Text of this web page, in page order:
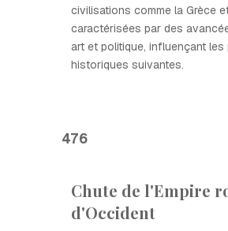
civilisations comme la Grèce
caractérisées par des
art et politique, influençant les
historiques suivantes.
476
Chute de l'Empire
d'Occident